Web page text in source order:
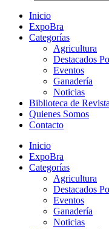
Inicio
ExpoBra
Categorías
Agricultura
Destacados
Eventos
Ganadería
Noticias
Biblioteca de
Quienes Somos
Contacto
Inicio
ExpoBra
Categorías
Agricultura
Destacados
Eventos
Ganadería
Noticias